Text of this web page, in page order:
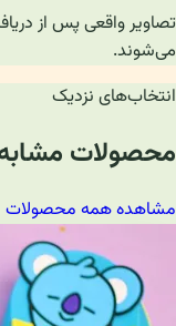
تصاویر واقعی پس از
می‌شوند.
انتخاب‌های نزدیک
محصولات
مشاهده همه محصولات